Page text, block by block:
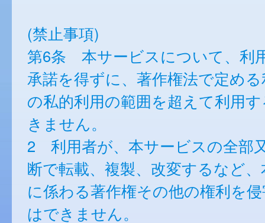
(禁止事項)
第6条 本サービスについて、利
承諾を得ずに、著作権法で定め
の私的利用の範囲を超えて利用
きません。
2 利用者が、本サービスの全部
断で転載、複製、改変するなど
に係わる著作権その他の権利を
はできません。